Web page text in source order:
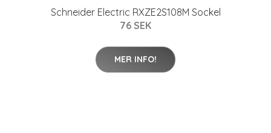
Schneider Electric RXZE2S108M Sockel
76 SEK
MER INFO!